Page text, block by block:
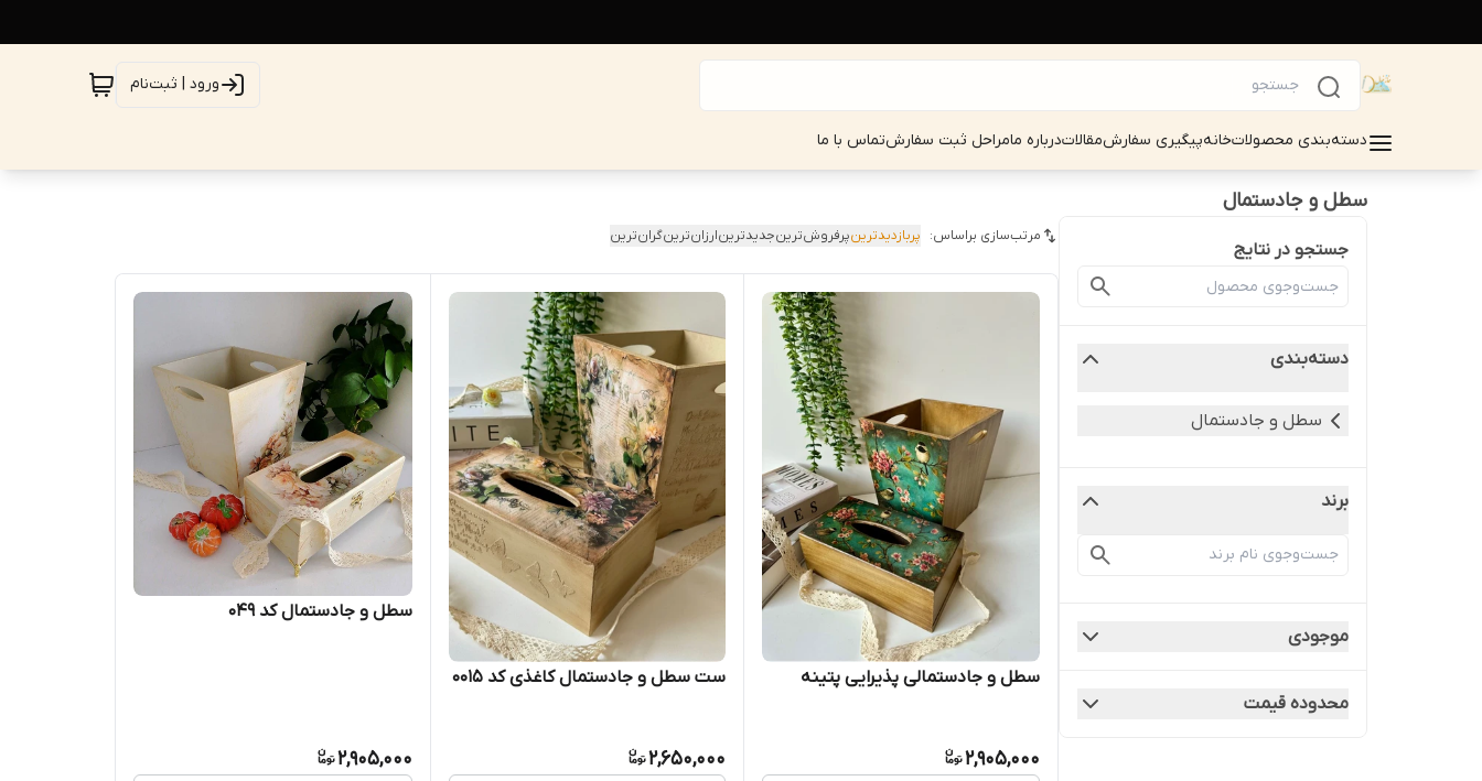
ورود | ثبت‌نام
دسته‌بندی محصولاتخانهپیگیری سفارشمقالاتدرباره مامراحل ثبت سفارشتماس با ما
سطل و جادستمال
جستجو در نتایج
دسته‌بندی
سطل و جادستمال
برند
موجودی
محدوده قیمت
مرتب‌سازی براساس: پربازدیدترینپرفروش‌ترینجدیدترینارزان‌ترینگران‌ترین
سطل و جادستمالی پذیرایی پتینه
2,905,000
ست سطل و جادستمال کاغذی کد 0015
2,650,000
سطل و جادستمال کد 049
2,905,000